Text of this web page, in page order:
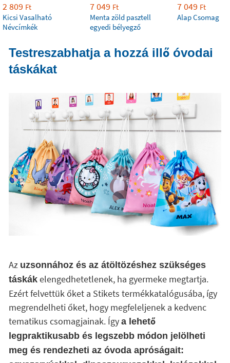
2 809 Ft
Kicsi Vasalható
Névcímkék
7 049 Ft
Menta zöld pasztell
egyedi bélyegző
7 049 Ft
Alap Csomag
Testreszabhatja a hozzá illő óvodai
táskákat
Az uzsonnához és az átöltözéshez szükséges
táskákelengedhetetlenek, ha gyermeke megtartja.
Ezért felvettük őket a Stikets termékkatalógusába, így
megrendelheti őket, hogy megfeleljenek a kedvenc
tematikus csomagjainak. Így a lehető
legpraktikusabb és legszebb módon jelölheti
meg és rendezheti az óvoda apróságait: